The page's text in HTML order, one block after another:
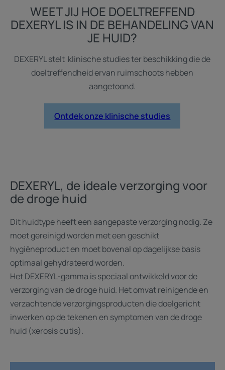
WEET JIJ HOE DOELTREFFEND
DEXERYL IS IN DE BEHANDELING VAN
JE HUID?​
DEXERYL stelt klinische studies ter beschikking die de
doeltreffendheid ervan ruimschoots hebben
aangetoond.
Ontdek onze klinische studies
DEXERYL, de ideale verzorging voor
de droge huid
Dit huidtype heeft een aangepaste verzorging nodig. Ze
moet gereinigd worden met een geschikt
hygiëneproduct en moet bovenal op dagelijkse basis
optimaal gehydrateerd worden.
Het DEXERYL-gamma is speciaal ontwikkeld voor de
verzorging van de droge huid. Het omvat reinigende en
verzachtende verzorgingsproducten die doelgericht
inwerken op de tekenen en symptomen van de droge
huid (xerosis cutis).